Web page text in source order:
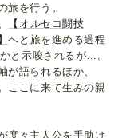
旅を行う。
【オルセコ闘技
へと旅を進める過程
と示唆されるが…。
が語られるほか、
ここに来て生みの親
度々主人公を手助け